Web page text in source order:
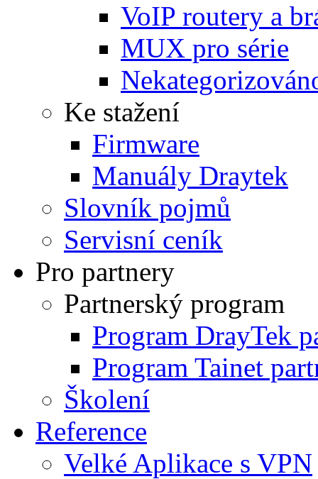
VoIP routery a
MUX pro série
Ke stažení
Firmware
Manuály Draytek
Slovník pojmů
Servisní ceník
Pro partnery
Partnerský program
Program DrayTek
Program Tainet
Školení
Reference
Velké Aplikace s VPN